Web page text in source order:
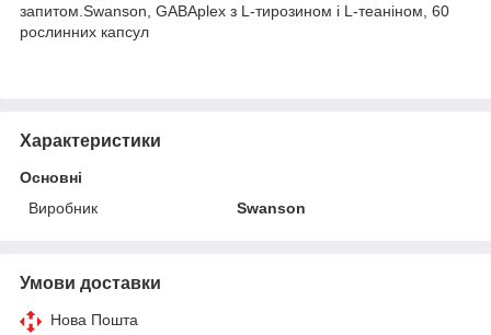
запитом.Swanson, GABAplex з L-тирозином і L-теаніном, 60
рослинних капсул
Характеристики
Основні
Виробник
Swanson
Умови доставки
Нова Пошта